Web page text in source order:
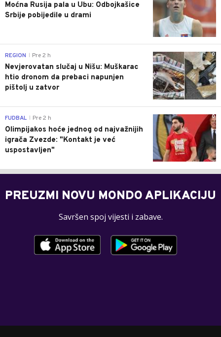
Moćna Rusija pala u Ubu: Odbojkašice
Srbije pobijedile u drami
0
REGION Pre 2 h
Nevjerovatan slučaj u Nišu: Muškarac
htio dronom da prebaci napunjen
pištolj u zatvor
0
FUDBAL Pre 2 h
Olimpijakos hoće jednog od najvažnijih
igrača Zvezde: "Kontakt je već
uspostavljen"
PREUZMI NOVU MONDO APLIKACIJU
Savršen spoj vijesti i zabave.